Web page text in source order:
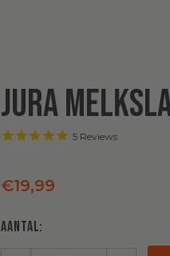
JURA
5 Reviews
Normale
€19,99
Aantal: